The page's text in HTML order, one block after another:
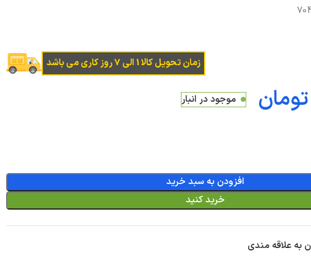
زمان تحویل کالا 1 الی 7 روز کاری می باشد
تومان موجود در انبار
افزودن به سبد خرید
خرید کنید
به علاقه مندی